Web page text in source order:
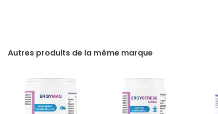
Autres produits de la même marque